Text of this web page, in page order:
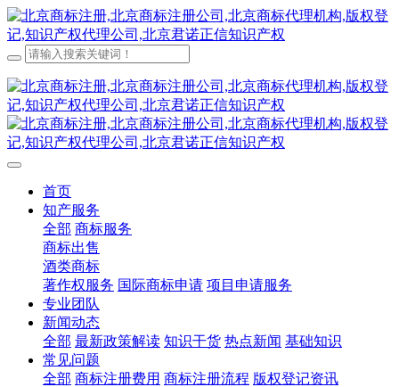
首页
知产服务
全部 商标服务
商标出售
酒类商标
著作权服务 国际商标申请 项目申请服务
专业团队
新闻动态
全部 最新政策解读 知识干货 热点新闻 基础知识
常见问题
全部 商标注册费用 商标注册流程 版权登记资讯